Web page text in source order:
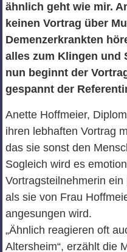
ähnlich geht wie mir.
keinen Vortrag über
Demenzerkrankten
alles zum Klingen und
nun beginnt der
gespannt der
Anette Hoffmeier,
ihren lebhaften Vortrag
das sie sonst den
Sogleich wird es
Vortragsteilnehmerin ein
als sie von Frau
angesungen wird.
„Ähnlich reagieren oft
Altersheim“, erzählt die